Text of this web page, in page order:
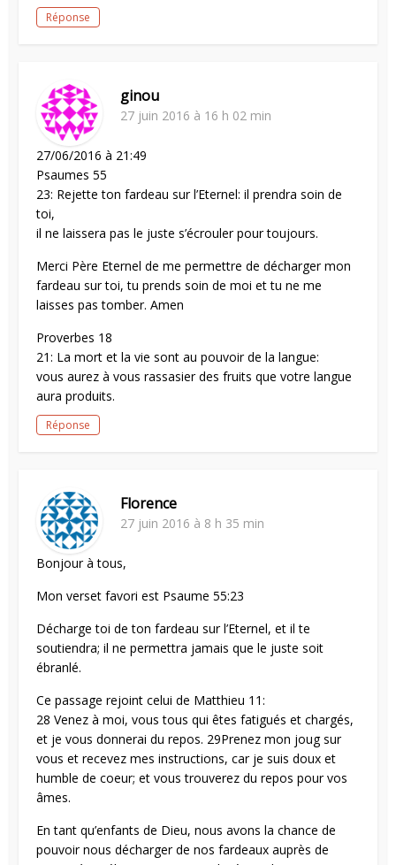
Réponse
ginou
27 juin 2016 à 16 h 02 min
27/06/2016 à 21:49
Psaumes 55
23: Rejette ton fardeau sur l’Eternel: il prendra soin de
toi,
il ne laissera pas le juste s’écrouler pour toujours.
Merci Père Eternel de me permettre de décharger mon
fardeau sur toi, tu prends soin de moi et tu ne me
laisses pas tomber. Amen
Proverbes 18
21: La mort et la vie sont au pouvoir de la langue:
vous aurez à vous rassasier des fruits que votre langue
aura produits.
Réponse
Florence
27 juin 2016 à 8 h 35 min
Bonjour à tous,
Mon verset favori est Psaume 55:23
Décharge toi de ton fardeau sur l’Eternel, et il te
soutiendra; il ne permettra jamais que le juste soit
ébranlé.
Ce passage rejoint celui de Matthieu 11:
28 Venez à moi, vous tous qui êtes fatigués et chargés,
et je vous donnerai du repos. 29Prenez mon joug sur
vous et recevez mes instructions, car je suis doux et
humble de coeur; et vous trouverez du repos pour vos
âmes.
En tant qu’enfants de Dieu, nous avons la chance de
pouvoir nous décharger de nos fardeaux auprès de